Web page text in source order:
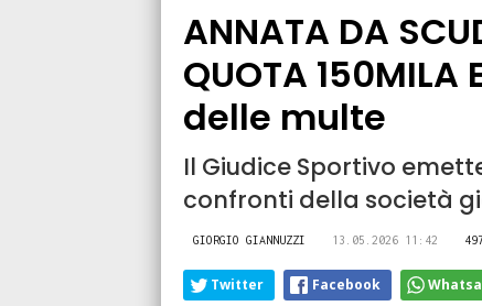
ANNATA DA
QUOTA 150MILA
delle multe
Il Giudice Sportivo
confronti della società
GIORGIO GIANNUZZI 13.05.2026 11:42
Twitter Facebook